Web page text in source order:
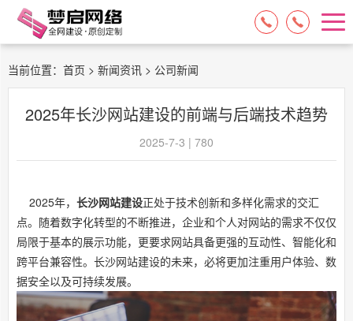
15084717329
当前位置： 首页 > 新闻资讯 > 公司新闻
2025年长沙网站建设的前端与后端技术趋势
2025-7-3 | 780
2025年， 长沙网站建设正处于技术创新和多样化需求的交汇
点。随着数字化转型的不断推进，企业和个人对网站的需求不仅仅
局限于基本的展示功能，更要求网站具备更强的互动性、智能化和
跨平台兼容性。长沙网站建设的未来，必将更加注重用户体验、数
据安全以及可持续发展。